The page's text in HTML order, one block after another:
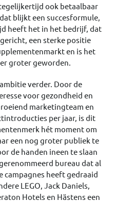
ook betaalbaar
blijkt een succesformule,
heeft het in het bedrijf, dat
een sterke positie
en is het
groter geworden.
verder. Door de
voor gezondheid en
marketingteam en
per jaar, is dit
hét moment om
een nog groter publiek te
de handen ineen te slaan
bureau dat al
campagnes heeft gedraaid
LEGO, Jack Daniels,
Hotels en Hästens een